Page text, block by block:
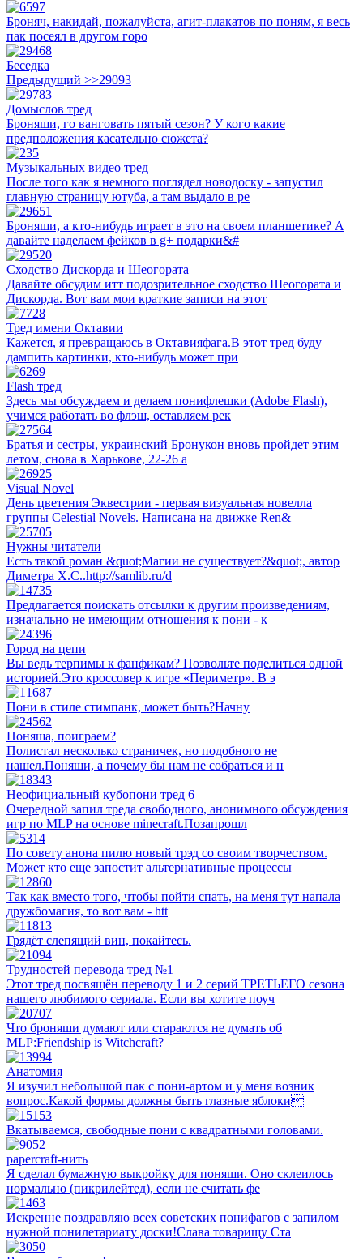
Броняч, накидай, пожалуйста, агит-плакатов по поням, я весь
пак посеял в другом горо
Беседка
Предыдущий >>29093
Домыслов тред
Броняши, го ванговать пятый сезон? У кого какие
предположения касательно сюжета?
Музыкальных видео тред
После того как я немного поглядел новодоску - запустил
главную страницу ютуба, а там выдало в ре
Броняши, а кто-нибудь играет в это на своем планшетике? А
давайте наделаем фейков в g+ подарки&#
Сходство Дискорда и Шеогората
Давайте обсудим итт подозрительное сходство Шеогората и
Дискорда. Вот вам мои краткие записи на этот
Тред имени Октавии
Кажется, я превращаюсь в Октавияфага.В этот тред буду
дампить картинки, кто-нибудь может при
Flash тред
Здесь мы обсуждаем и делаем понифлешки (Adobe Flash),
учимся работать во флэш, оставляем рек
Братья и сестры, украинский Бронукон вновь пройдет этим
летом, снова в Харькове, 22-26 а
Visual Novel
День цветения Эквестрии - первая визуальная новелла
группы Celestial Novels. Написана на движке Ren&
Нужны читатели
Есть такой роман &quot;Магии не существует?&quot;, автор
Диметра Х.С..http://samlib.ru/d
Предлагается поискать отсылки к другим произведениям,
изначально не имеющим отношения к пони - к
Город на цепи
Вы ведь терпимы к фанфикам? Позвольте поделиться одной
историей.Это кроссовер к игре «Периметр». В э
Пони в стиле стимпанк, может быть?Начну
Поняша, поиграем?
Полистал несколько страничек, но подобного не
нашел.Поняши, а почему бы нам не собраться и н
Неофициальный кубопони тред 6
Очередной запил треда свободного, анонимного обсуждения
игр по MLP на основе minecraft.Позапрошл
По совету анона пилю новый трэд со своим творчеством.
Может кто еще запостит альтернативные процессы
Так как вместо того, чтобы пойти спать, на меня тут напала
дружбомагия, то вот вам - htt
Грядёт слепящий вин, покайтесь.
Трудностей перевода тред №1
Этот тред посвящён переводу 1 и 2 серий ТРЕТЬЕГО сезона
нашего любимого сериала. Если вы хотите поуч
Что броняши думают или стараются не думать об
MLP:Friendship is Witchcraft?
Анатомия
Я изучил небольшой пак с пони-артом и у меня возник
вопрос.Какой формы должны быть глазные яблоки
Вкатываемся, свободные пони с квадратными головами.
papercraft-нить
Я сделал бумажную выкройку для поняши. Оно склеилось
нормально (пикрилейтед), если не считать фе
Искренне поздравляю всех советских понифагов с запилом
нужной понилетариату доски!Слава товарищу Ста